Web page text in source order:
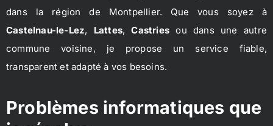
dans la région de Montpellier. Que vous soyez à
Castelnau-le-Lez, Lattes,Castries ou dans une autre
commune voisine, je propose un service fiable,
transparent et adapté à vos besoins.
Problèmes informatiques que